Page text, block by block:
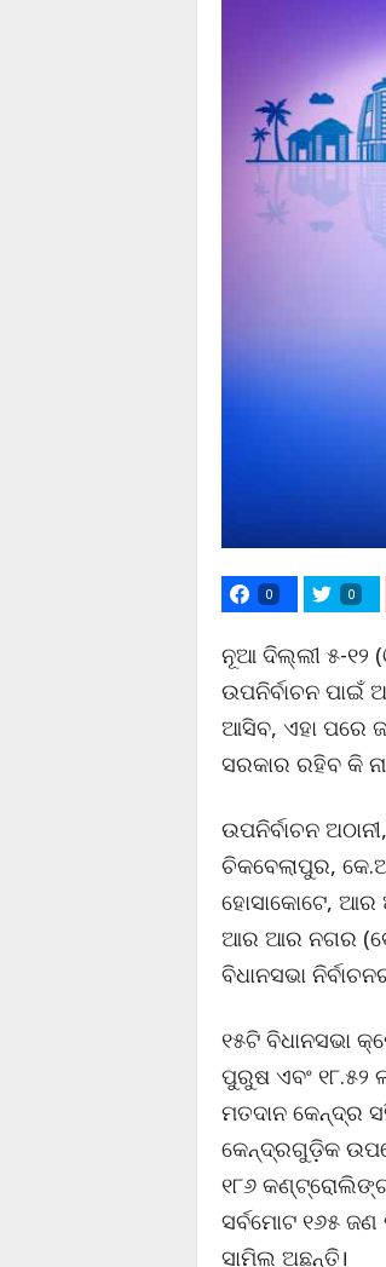
0 0
ନୂଆ ଦିଲ୍ଲୀ ୫-୧୨
ଉପନିର୍ବାଚନ ପାଇଁ
ଆସିବ, ଏହା ପରେ
ସରକାର ରହିବ କି
ଉପନିର୍ବାଚନ
ଚିକବେଲାପୁର,
ହୋସାକୋଟେ, ଆର
ଆର ଆର ନଗର
ବିଧାନସଭା
୧୫ଟି ବିଧାନସଭା
ପୁରୁଷ ଏବଂ ୧୮.୫୨
ମତଦାନ କେନ୍ଦ୍ର
କେନ୍ଦ୍ରଗୁଡ଼ିକ
୧୮୬
ସର୍ବମୋଟ ୧୬୫ ଜଣ
ସାମିଲ ଅଛନ୍ତି।